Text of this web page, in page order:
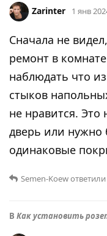
Zarinter 1 янв
Сначала не
ремонт в
наблюдать что
стыков
не нравится.
дверь или нужно
одинаковые
Semen-Koew
В Как установить